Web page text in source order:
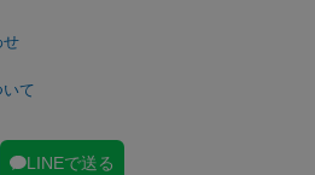
せ
て
LINEで送る